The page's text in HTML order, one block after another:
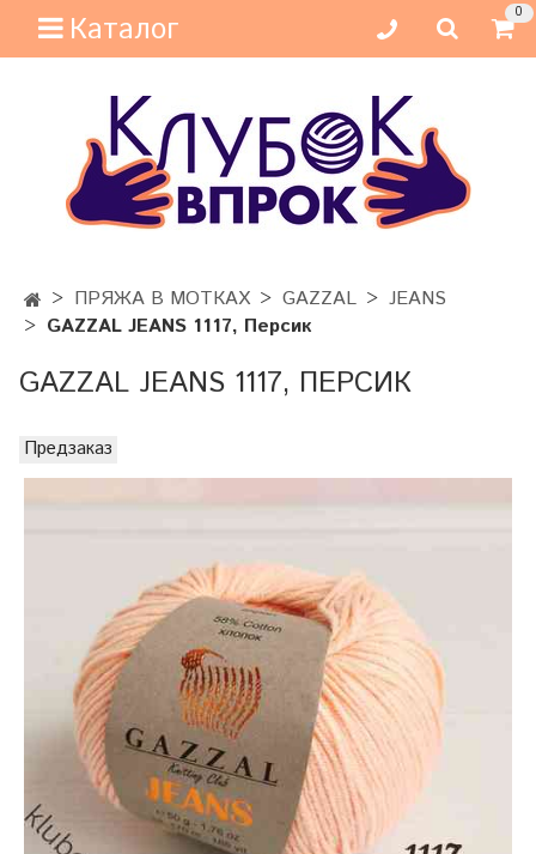
Каталог 0
ПРЯЖА В МОТКАХ GAZZAL
JEANS
GAZZAL JEANS 1117, Персик
GAZZAL JEANS 1117, ПЕРСИК
Предзаказ